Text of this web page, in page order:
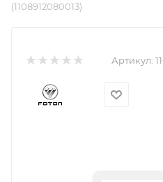
(1108912080013)
Артикул: